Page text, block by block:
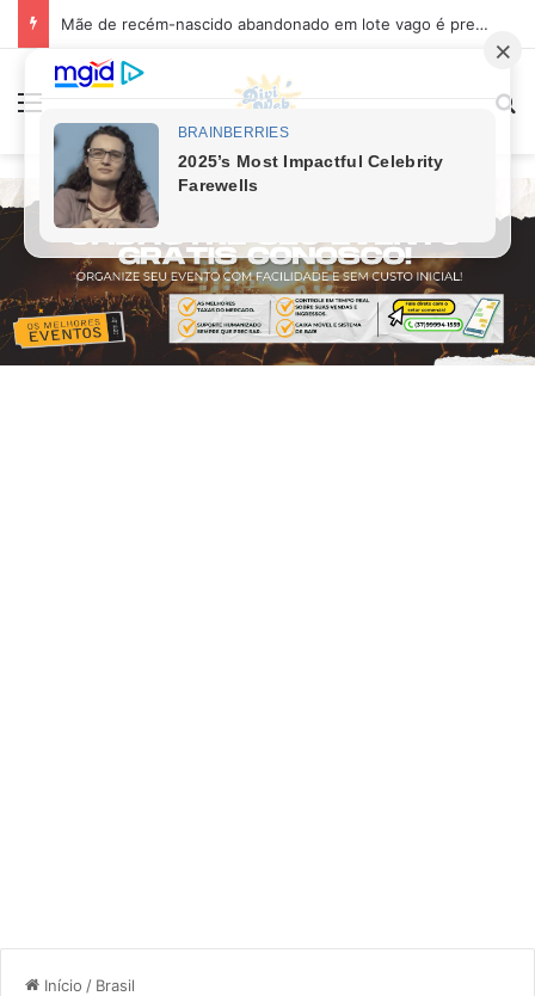
Mãe de recém-nascido abandonado em lote vago é presa em Sabará
Menu
Início / Brasil